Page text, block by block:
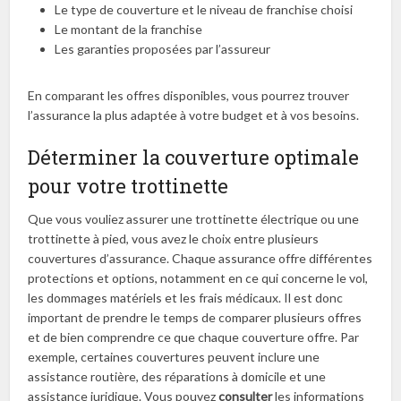
Le type de couverture et le niveau de franchise choisi
Le montant de la franchise
Les garanties proposées par l’assureur
En comparant les offres disponibles, vous pourrez trouver
l’assurance la plus adaptée à votre budget et à vos besoins.
Déterminer la couverture optimale
pour votre trottinette
Que vous vouliez assurer une trottinette électrique ou une
trottinette à pied, vous avez le choix entre plusieurs
couvertures d’assurance. Chaque assurance offre différentes
protections et options, notamment en ce qui concerne le vol,
les dommages matériels et les frais médicaux. Il est donc
important de prendre le temps de comparer plusieurs offres
et de bien comprendre ce que chaque couverture offre. Par
exemple, certaines couvertures peuvent inclure une
assistance routière, des réparations à domicile et une
assistance juridique. Vous pouvezconsulterles informations